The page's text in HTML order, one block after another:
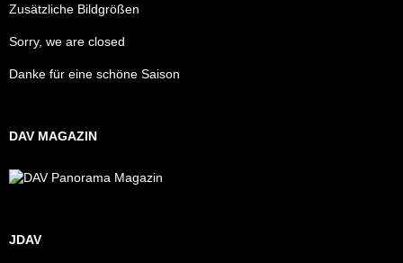
Zusätzliche Bildgrößen
Sorry, we are closed
Danke für eine schöne Saison
DAV MAGAZIN
JDAV